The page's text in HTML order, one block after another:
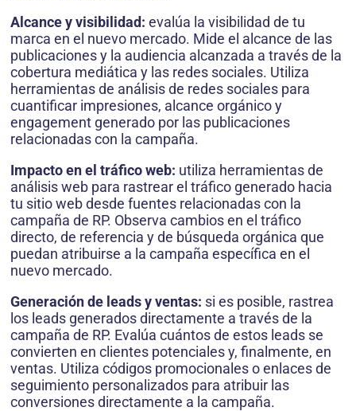
Alcance y visibilidad: evalúa la visibilidad de tu
marca en el nuevo mercado. Mide el alcance de las
publicaciones y la audiencia alcanzada a través de la
cobertura mediática y las redes sociales. Utiliza
herramientas de análisis de redes sociales para
cuantificar impresiones, alcance orgánico y
engagement generado por las publicaciones
relacionadas con la campaña.
Impacto en el tráfico web: utiliza herramientas de
análisis web para rastrear el tráfico generado hacia
tu sitio web desde fuentes relacionadas con la
campaña de RP. Observa cambios en el tráfico
directo, de referencia y de búsqueda orgánica que
puedan atribuirse a la campaña específica en el
nuevo mercado.
Generación de leads y ventas: si es posible, rastrea
los leads generados directamente a través de la
campaña de RP. Evalúa cuántos de estos leads se
convierten en clientes potenciales y, finalmente, en
ventas. Utiliza códigos promocionales o enlaces de
seguimiento personalizados para atribuir las
conversiones directamente a la campaña.